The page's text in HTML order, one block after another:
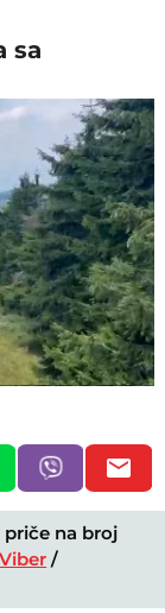
sa
na broj
Viber /